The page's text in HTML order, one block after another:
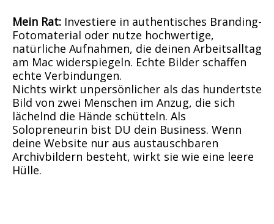
Mein Rat: Investiere in authentisches Branding-
Fotomaterial oder nutze hochwertige,
natürliche Aufnahmen, die deinen Arbeitsalltag
am Mac widerspiegeln. Echte Bilder schaffen
echte Verbindungen.
Nichts wirkt unpersönlicher als das hundertste
Bild von zwei Menschen im Anzug, die sich
lächelnd die Hände schütteln. Als
Solopreneurin bist DU dein Business. Wenn
deine Website nur aus austauschbaren
Archivbildern besteht, wirkt sie wie eine leere
Hülle.